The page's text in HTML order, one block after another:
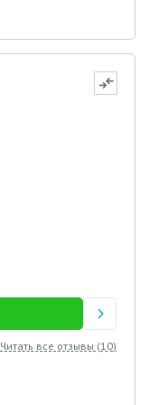
Читать все отзывы (10)